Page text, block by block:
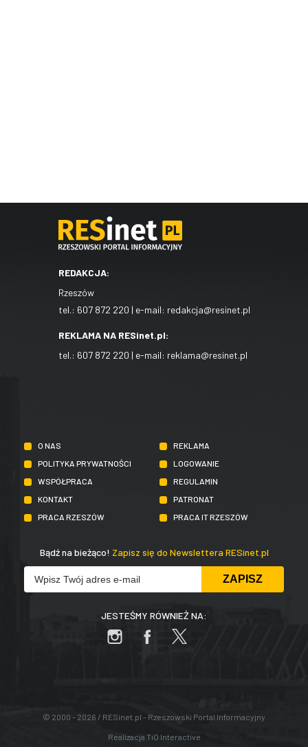
REDAKCJA:
Rzeszów
tel.: 607 872 220 | e-mail: redakcja@resinet.pl
REKLAMA NA RESinet.pl:
tel.: 607 872 220 | e-mail: reklama@resinet.pl
O NAS
REKLAMA
POLITYKA PRYWATNOŚCI
LOGOWANIE
WSPÓŁPRACA
REGULAMIN
KONTAKT
PATRONAT
PRACA RZESZÓW
PRACA IT RZESZÓW
Bądź na bieżąco! Zapisz się do Newslettera RESinet.pl
JESTEŚMY RÓWNIEŻ NA:
© 2000 - 2026 / RESinet.pl - Rzeszowski Portal Informacyjny
Realizacja TiO Interactive